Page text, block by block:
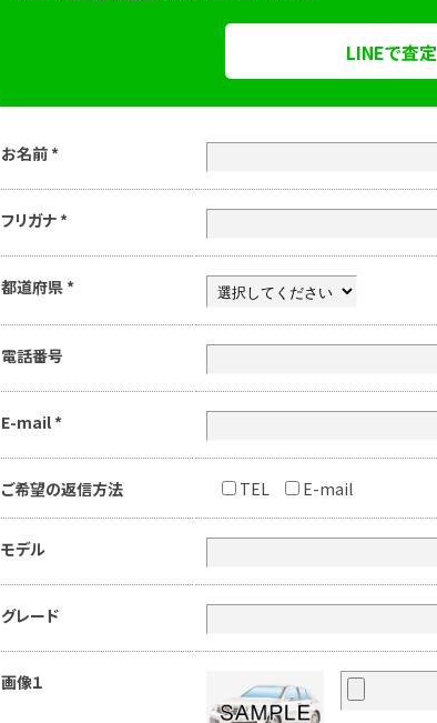
LINEで査定
お名前 *
フリガナ *
都道府県 *
電話番号
E-mail *
ご希望の返信方法 TEL E-mail
モデル
グレード
画像１